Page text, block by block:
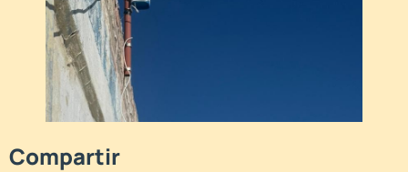
Compartir